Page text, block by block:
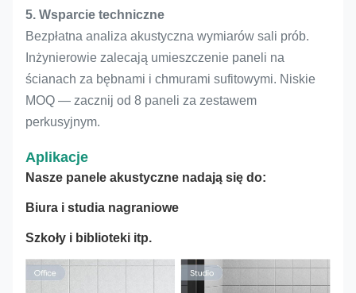
5. Wsparcie techniczne
Bezpłatna analiza akustyczna wymiarów sali prób.
Inżynierowie zalecają umieszczenie paneli na
ścianach za bębnami i chmurami sufitowymi. Niskie
MOQ — zacznij od 8 paneli za zestawem
perkusyjnym.
Aplikacje
Nasze panele akustyczne nadają się do:
Biura i studia nagraniowe
Szkoły i biblioteki itp.